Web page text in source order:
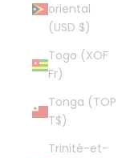
oriental
(USD $)
Togo (XOF
Fr)
Tonga (TOP
T$)
Trinité-et-